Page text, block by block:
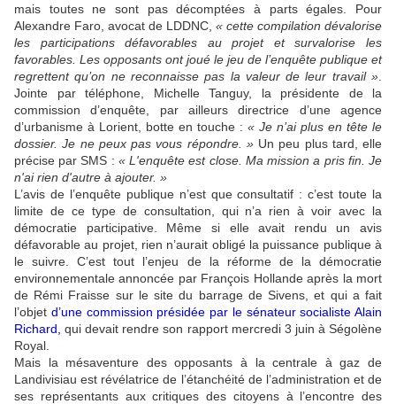
mais toutes ne sont pas décomptées à parts égales. Pour
Alexandre Faro, avocat de LDDNC, « cette compilation dévalorise
les participations défavorables au projet et survalorise les
favorables. Les opposants ont joué le jeu de l’enquête publique et
regrettent qu’on ne reconnaisse pas la valeur de leur travail »
Jointe par téléphone, Michelle Tanguy, la présidente de la
commission d’enquête, par ailleurs directrice d’une agence
d’urbanisme à Lorient, botte en touche : « Je n’ai plus en tête le
dossier. Je ne peux pas vous répondre. »Un peu plus tard, elle
précise par SMS : « L'enquête est close. Ma mission a pris fin. Je
n'ai rien d'autre à ajouter. »
L’avis de l’enquête publique n’est que consultatif : c’est toute la
limite de ce type de consultation, qui n’a rien à voir avec la
démocratie participative. Même si elle avait rendu un avis
défavorable au projet, rien n’aurait obligé la puissance publique à
le suivre. C’est tout l’enjeu de la réforme de la démocratie
environnementale annoncée par François Hollande après la mort
de Rémi Fraisse sur le site du barrage de Sivens, et qui a fait
l’objet d’une commission présidée par le sénateur socialiste Alain
Richard,qui devait rendre son rapport mercredi 3 juin à Ségolène
Royal.
Mais la mésaventure des opposants à la centrale à gaz de
Landivisiau est révélatrice de l’étanchéité de l’administration et de
ses représentants aux critiques des citoyens à l’encontre des